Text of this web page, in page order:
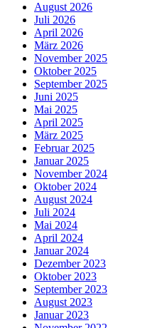
August 2026
Juli 2026
April 2026
März 2026
November 2025
Oktober 2025
September 2025
Juni 2025
Mai 2025
April 2025
März 2025
Februar 2025
Januar 2025
November 2024
Oktober 2024
August 2024
Juli 2024
Mai 2024
April 2024
Januar 2024
Dezember 2023
Oktober 2023
September 2023
August 2023
Januar 2023